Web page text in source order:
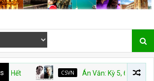
CSVN Án Văn: Kỳ 5, 6, 7 và 8